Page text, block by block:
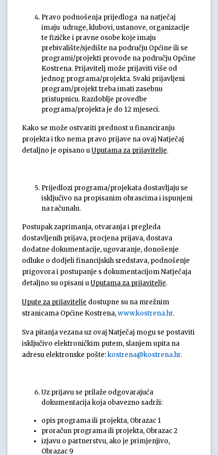
Pravo podnošenja prijedloga na natječaj
imaju udruge, klubovi, ustanove, organizacije
te fizičke i pravne osobe koje imaju
prebivalište/sjedište na području Općine ili se
programi/projekti provode na području Općine
Kostrena. Prijavitelj može prijaviti više od
jednog programa/projekta. Svaki prijavljeni
program/projekt treba imati zasebnu
pristupnicu. Razdoblje provedbe
programa/projekta je do 12 mjeseci.
Kako se može ostvariti prednost u financiranju
projekta i tko nema pravo prijave na ovaj Natječaj
detaljno je opisano uUputama za prijavitelje.
Prijedlozi programa/projekata dostavljaju se
isključivo na propisanim obrascima i ispunjeni
na računalu.
Postupak zaprimanja, otvaranja i pregleda
dostavljenih prijava, procjena prijava, dostava
dodatne dokumentacije, ugovaranje, donošenje
odluke o dodjeli financijskih sredstava, podnošenje
prigovora i postupanje s dokumentacijom Natječaja
detaljno su opisani uUputama za prijavitelje.
Upute za prijavitelje dostupne su na mrežnim
stranicama Općine Kostrena,www.kostrena.hr.
Sva pitanja vezana uz ovaj Natječaj mogu se postaviti
isključivo elektroničkim putem, slanjem upita na
adresu elektronske pošte:kostrena@kostrena.hr.
Uz prijavu se prilaže odgovarajuća
dokumentacija koja obavezno sadrži:
opis programa ili projekta, Obrazac 1
proračun programa ili projekta, Obrazac 2
izjavu o partnerstvu, ako je primjenjivo,
Obrazac 9